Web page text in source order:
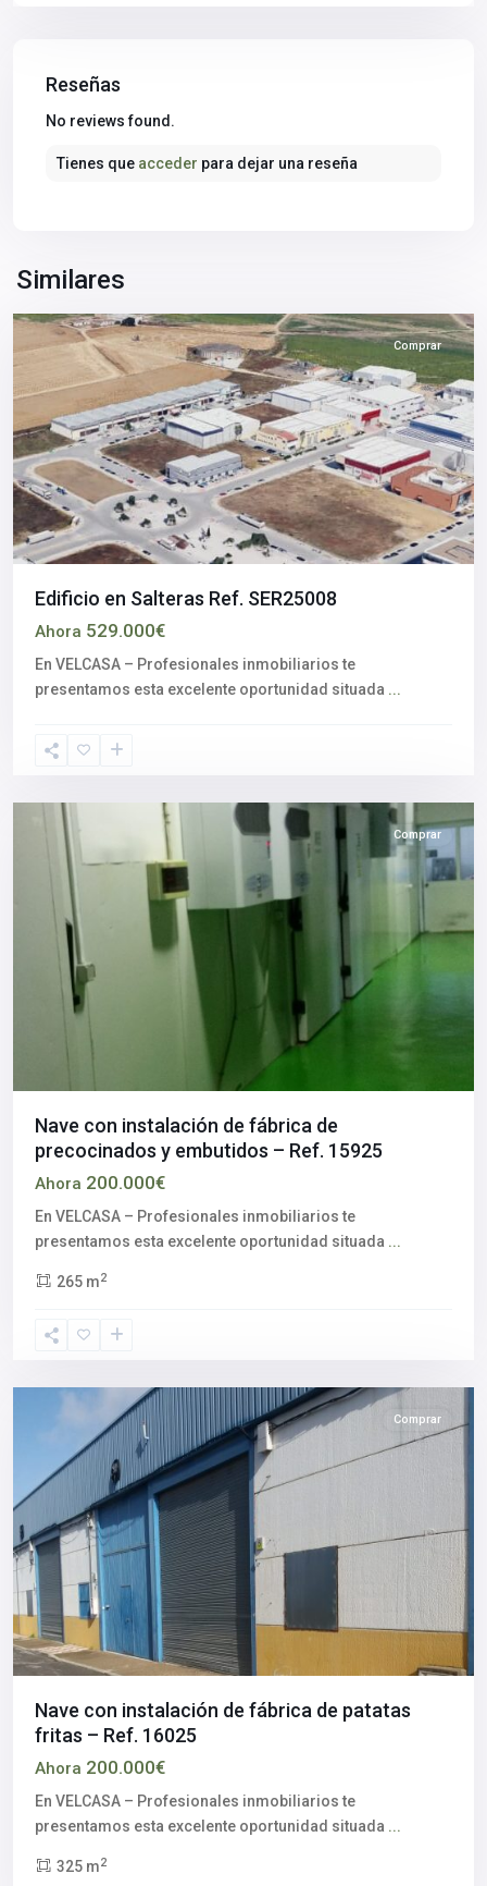
Reseñas
No reviews found.
Tienes que acceder para dejar una reseña
Similares
Sevilla
provincia
Comprar
Edificio en Salteras Ref. SER25008
Ahora 529.000€
En VELCASA – Profesionales inmobiliarios te
presentamos esta excelente oportunidad situada ...
Sevilla
Comprar
Nave con instalación de fábrica de
precocinados y embutidos – Ref. 15925
Ahora 200.000€
En VELCASA – Profesionales inmobiliarios te
presentamos esta excelente oportunidad situada ...
265 m2
del
Sevilla
Comprar
Nave con instalación de fábrica de patatas
fritas – Ref. 16025
Ahora 200.000€
En VELCASA – Profesionales inmobiliarios te
presentamos esta excelente oportunidad situada ...
325 m2
Centro